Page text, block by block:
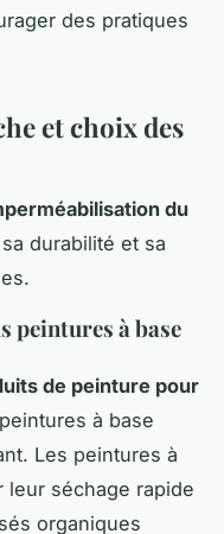
des pratiques
et choix des
du
durabilité et sa
peintures à base
de peinture pour
à base
Les peintures à
séchage rapide
organiques